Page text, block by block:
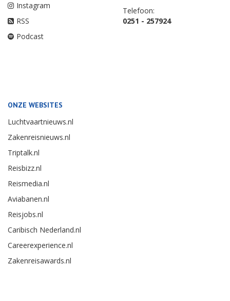
Instagram
RSS
Podcast
Telefoon:
0251 - 257924
ONZE WEBSITES
Luchtvaartnieuws.nl
Zakenreisnieuws.nl
Triptalk.nl
Reisbizz.nl
Reismedia.nl
Aviabanen.nl
Reisjobs.nl
Caribisch Nederland.nl
Careerexperience.nl
Zakenreisawards.nl